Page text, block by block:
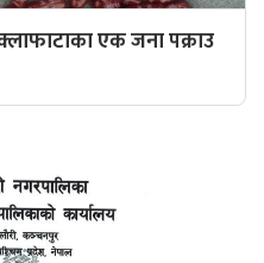
एक जना पक्राउ